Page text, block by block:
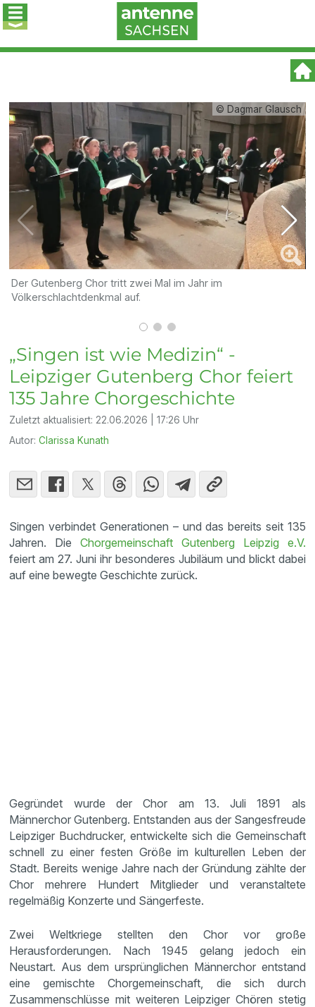
© Dagmar Glausch
Der Gutenberg Chor tritt zwei Mal im Jahr im
Völkerschlachtdenkmal auf.
„Singen ist wie Medizin“ -
Leipziger Gutenberg Chor feiert
135 Jahre Chorgeschichte
Zuletzt aktualisiert: 22.06.2026 | 17:26 Uhr
Autor:Clarissa Kunath
Singen verbindet Generationen – und das bereits seit 135
Jahren. DieChorgemeinschaft Gutenberg Leipzig e.V.
feiert am 27. Juni ihr besonderes Jubiläum und blickt dabei
auf eine bewegte Geschichte zurück.
Gegründet wurde der Chor am 13. Juli 1891 als
Männerchor Gutenberg. Entstanden aus der Sangesfreude
Leipziger Buchdrucker, entwickelte sich die Gemeinschaft
schnell zu einer festen Größe im kulturellen Leben der
Stadt. Bereits wenige Jahre nach der Gründung zählte der
Chor mehrere Hundert Mitglieder und veranstaltete
regelmäßig Konzerte und Sängerfeste.
Zwei Weltkriege stellten den Chor vor große
Herausforderungen. Nach 1945 gelang jedoch ein
Neustart. Aus dem ursprünglichen Männerchor entstand
eine gemischte Chorgemeinschaft, die sich durch
Zusammenschlüsse mit weiteren Leipziger Chören stetig